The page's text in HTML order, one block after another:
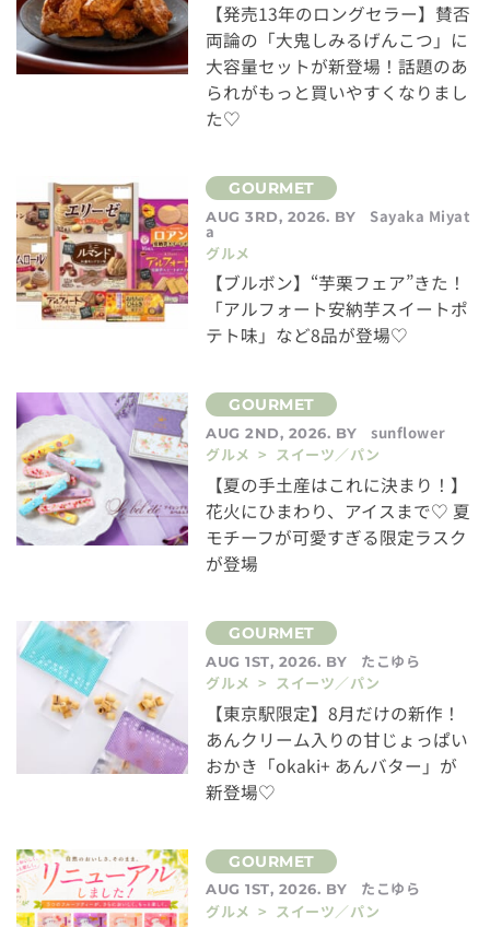
【発売13年のロングセラー】賛否
両論の「大鬼しみるげんこつ」に
大容量セットが新登場！話題のあ
られがもっと買いやすくなりまし
た♡
AUG 3RD, 2026. BY Sayaka Miyat
a
グルメ
【ブルボン】“芋栗フェア”きた！
「アルフォート安納芋スイートポ
テト味」など8品が登場♡
AUG 2ND, 2026. BY
sunflower
グルメ > スイーツ／パン
【夏の手土産はこれに決まり！】
花火にひまわり、アイスまで♡ 夏
モチーフが可愛すぎる限定ラスク
が登場
AUG 1ST, 2026. BY
たこゆら
グルメ > スイーツ／パン
【東京駅限定】8月だけの新作！
あんクリーム入りの甘じょっぱい
おかき「okaki+ あんバター」が
新登場♡
AUG 1ST, 2026. BY
たこゆら
グルメ > スイーツ／パン